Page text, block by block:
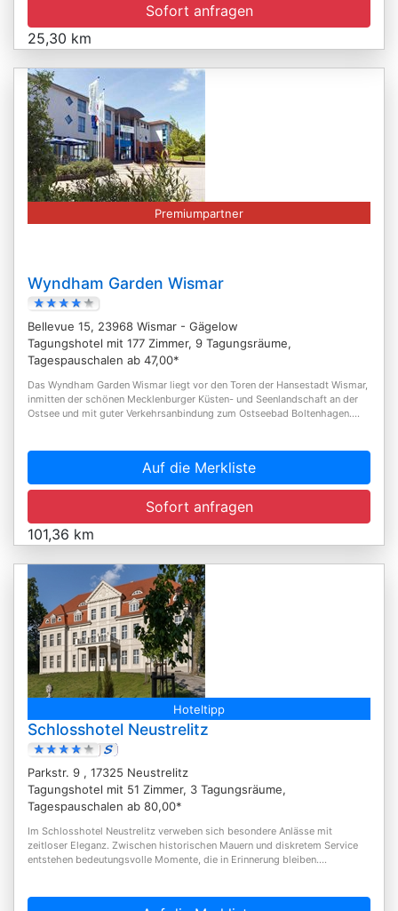
Sofort anfragen
25,30 km
Premiumpartner
Wyndham Garden Wismar
Bellevue 15, 23968 Wismar - Gägelow
Tagungshotel mit 177 Zimmer, 9 Tagungsräume,
Tagespauschalen ab 47,00*
Das Wyndham Garden Wismar liegt vor den Toren der Hansestadt Wismar,
inmitten der schönen Mecklenburger Küsten- und Seenlandschaft an der
Ostsee und mit guter Verkehrsanbindung zum Ostseebad Boltenhagen....
Auf die Merkliste
Sofort anfragen
101,36 km
Hoteltipp
Schlosshotel Neustrelitz
Parkstr. 9 , 17325 Neustrelitz
Tagungshotel mit 51 Zimmer, 3 Tagungsräume,
Tagespauschalen ab 80,00*
Im Schlosshotel Neustrelitz verweben sich besondere Anlässe mit
zeitloser Eleganz. Zwischen historischen Mauern und diskretem Service
entstehen bedeutungsvolle Momente, die in Erinnerung bleiben....